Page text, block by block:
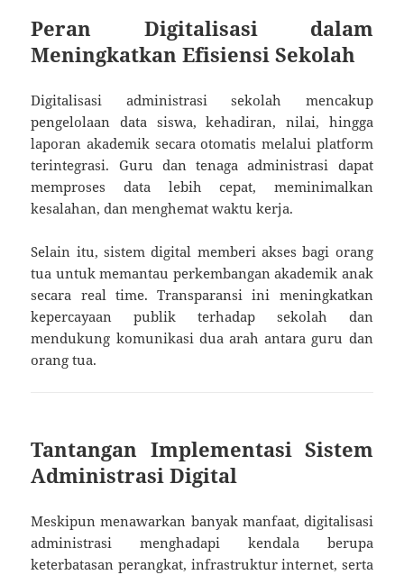
Peran Digitalisasi dalam
Meningkatkan Efisiensi Sekolah
Digitalisasi administrasi sekolah mencakup
pengelolaan data siswa, kehadiran, nilai, hingga
laporan akademik secara otomatis melalui platform
terintegrasi. Guru dan tenaga administrasi dapat
memproses data lebih cepat, meminimalkan
kesalahan, dan menghemat waktu kerja.
Selain itu, sistem digital memberi akses bagi orang
tua untuk memantau perkembangan akademik anak
secara real time. Transparansi ini meningkatkan
kepercayaan publik terhadap sekolah dan
mendukung komunikasi dua arah antara guru dan
orang tua.
Tantangan Implementasi Sistem
Administrasi Digital
Meskipun menawarkan banyak manfaat, digitalisasi
administrasi menghadapi kendala berupa
keterbatasan perangkat, infrastruktur internet, serta